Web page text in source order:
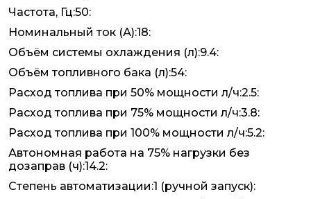
Частота, Гц:50:
Номинальный ток (А):18:
Объём системы охлаждения (л):9.4:
Объём топливного бака (л):54:
Расход топлива при 50% мощности л/ч:2.5:
Расход топлива при 75% мощности л/ч:3.8:
Расход топлива при 100% мощности л/ч:5.2:
Автономная работа на 75% нагрузки без
дозаправ (ч):14.2:
Степень автоматизации:1 (ручной запуск):